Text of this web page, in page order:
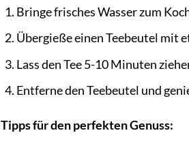
Bringe frisches Wasser zum
Übergieße einen Teebeutel mit
Lass den Tee 5-10 Minuten
Entferne den Teebeutel und
Tipps für den perfekten Genuss: